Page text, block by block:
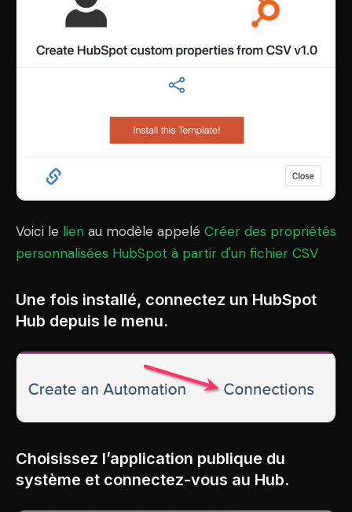
Voici le lien au modèle appelé Créer des propriétés
personnalisées HubSpot à partir d'un fichier CSV
Une fois installé, connectez un HubSpot
Hub depuis le menu.
Choisissez l’application publique du
système et connectez-vous au Hub.